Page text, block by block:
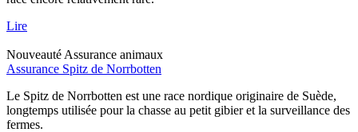
Lire
Nouveauté Assurance animaux
Assurance Spitz de Norrbotten
Le Spitz de Norrbotten est une race nordique originaire de Suède,
longtemps utilisée pour la chasse au petit gibier et la surveillance des
fermes.